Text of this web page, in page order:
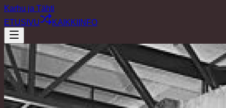
Karhu ja Tähti
ETUSIVU
KAIKKI INFO